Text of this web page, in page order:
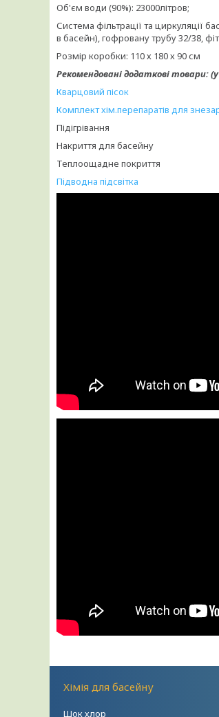
Об'єм води (90%): 23000літров;
Система фільтрації та циркуляції
в басейн), гофровану трубу 32/38,
Розмір коробки: 110 х 180 х 90 см
Рекомендовані додаткові товари:
Кварцовий пісок
Комплект хім.перепаратів для
Підігрівання
Накриття для басейну
Теплоощадне покриття
Підводна підсвітка
Хімія для басейну
Шок хлор